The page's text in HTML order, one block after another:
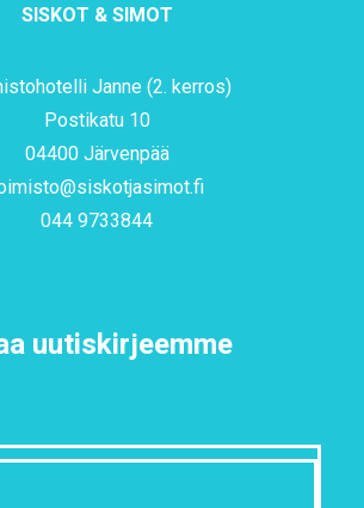
SISKOT & SIMOT
Janne (2. kerros)
Postikatu 10
04400 Järvenpää
044 9733844
uutiskirjeemme